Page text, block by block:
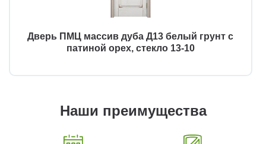
Дверь ПМЦ массив дуба Д13 белый грунт с
патиной орех, стекло 13-10
Наши преимущества